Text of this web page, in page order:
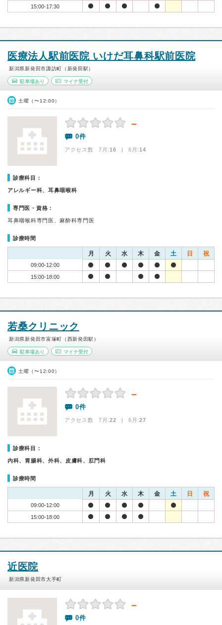
15:00-17:30
医療法人駅前医院 いけだ耳鼻科駅前医院
新潟県新発田市諏訪町（新発田駅）
駐車場あり マイナ受付
土曜（〜12:00）
－
0件
アクセス数 7月:16 | 6月:14
診療科目：
アレルギー科、耳鼻咽喉科
専門医・資格：
耳鼻咽喉科専門医、麻酔科専門医
診療時間
月 火 水 木 金 土 日 祝
09:00-12:00
15:00-18:00
若桑クリニック
新潟県新発田市富塚町（西新発田駅）
駐車場あり マイナ受付
土曜（〜12:00）
－
0件
アクセス数 7月:22 | 6月:27
診療科目：
内科、胃腸科、外科、皮膚科、肛門科
診療時間
月 火 水 木 金 土 日 祝
09:00-12:00
15:00-18:00
近医院
新潟県新発田市大手町
－
0件